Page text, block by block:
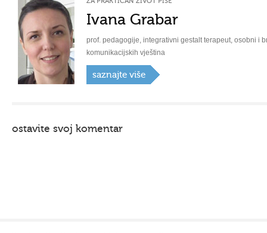
Ivana Grabar
prof. pedagogije, integrativni gestalt terapeut, osobni i
komunikacijskih vještina
saznajte više
ostavite svoj komentar